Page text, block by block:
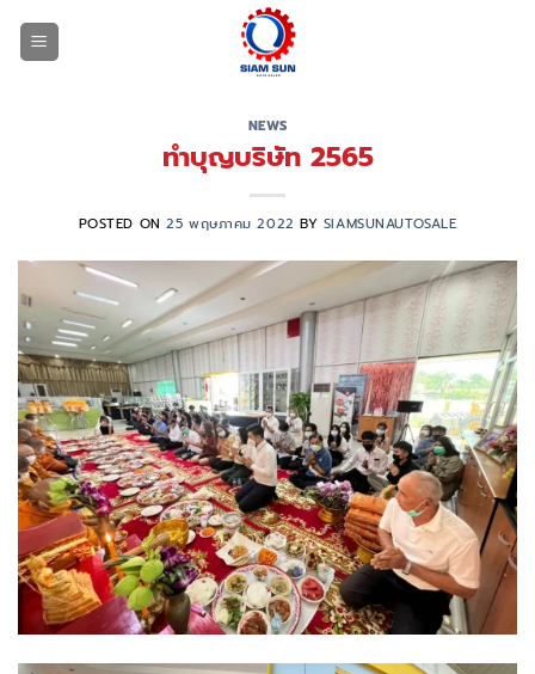
NEWS
ทำบุญบริษัท 2565
POSTED ON25 พฤษภาคม 2022 BY SIAMSUNAUTOSALE